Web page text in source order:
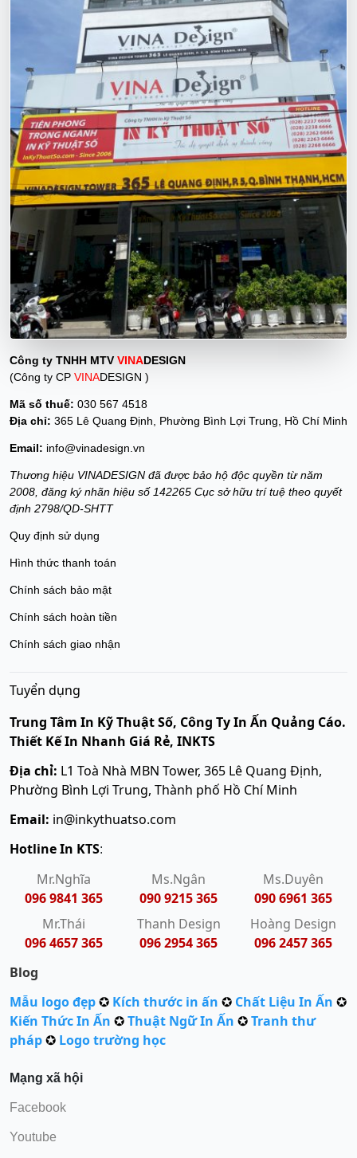
Công ty TNHH MTVVINADESIGN
(Công ty CP VINADESIGN )
Mã số thuế: 030 567 4518
Địa chỉ: 365 Lê Quang Định, Phường Bình Lợi Trung, Hồ Chí Minh
Email: info@vinadesign.vn
Thương hiệu VINADESIGN đã được bảo hộ độc quyền từ năm
2008, đăng ký nhãn hiệu số 142265 Cục sở hữu trí tuệ theo quyết
định 2798/QD-SHTT
Quy định sử dụng
Hình thức thanh toán
Chính sách bảo mật
Chính sách hoàn tiền
Chính sách giao nhận
Tuyển dụng
Trung Tâm In Kỹ Thuật Số, Công Ty In Ấn Quảng Cáo.
Thiết Kế In Nhanh Giá Rẻ, INKTS
Địa chỉ: L1 Toà Nhà MBN Tower, 365 Lê Quang Định,
Phường Bình Lợi Trung, Thành phố Hồ Chí Minh
Email: in@inkythuatso.com
Hotline In KTS:
Mr.Nghĩa
096 9841 365
Ms.Ngân
090 9215 365
Ms.Duyên
090 6961 365
Mr.Thái
096 4657 365
Thanh Design
096 2954 365
Hoàng Design
096 2457 365
Blog
Mẫu logo đẹp✪ Kích thước in ấn ✪ Chất Liệu In Ấn ✪
Kiến Thức In Ấn ✪Thuật Ngữ In Ấn ✪Tranh thư
pháp✪ Logo trường học
Mạng xã hội
Facebook
Youtube